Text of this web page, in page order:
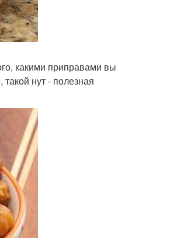
какими приправами вы
нут - полезная